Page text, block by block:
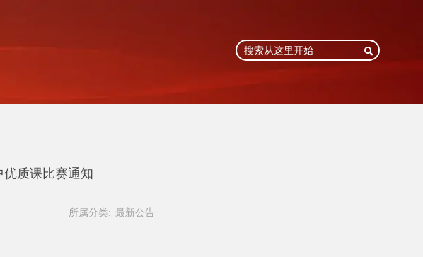

优质课比赛通知
所属分类: 最新公告